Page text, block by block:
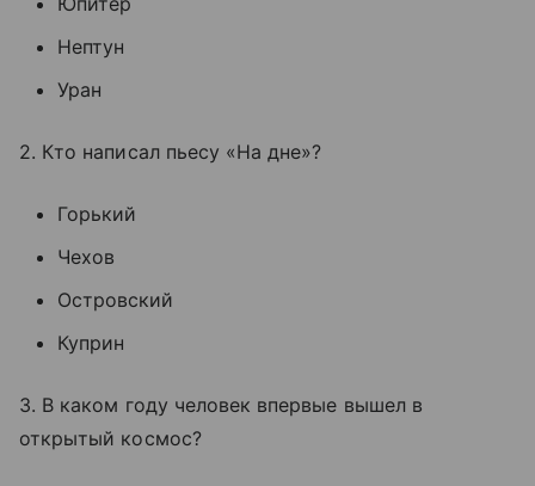
Нептун
Уран
2. Кто написал пьесу «На дне»?
Горький
Чехов
Островский
Куприн
3. В каком году человек впервые вышел в
открытый космос?